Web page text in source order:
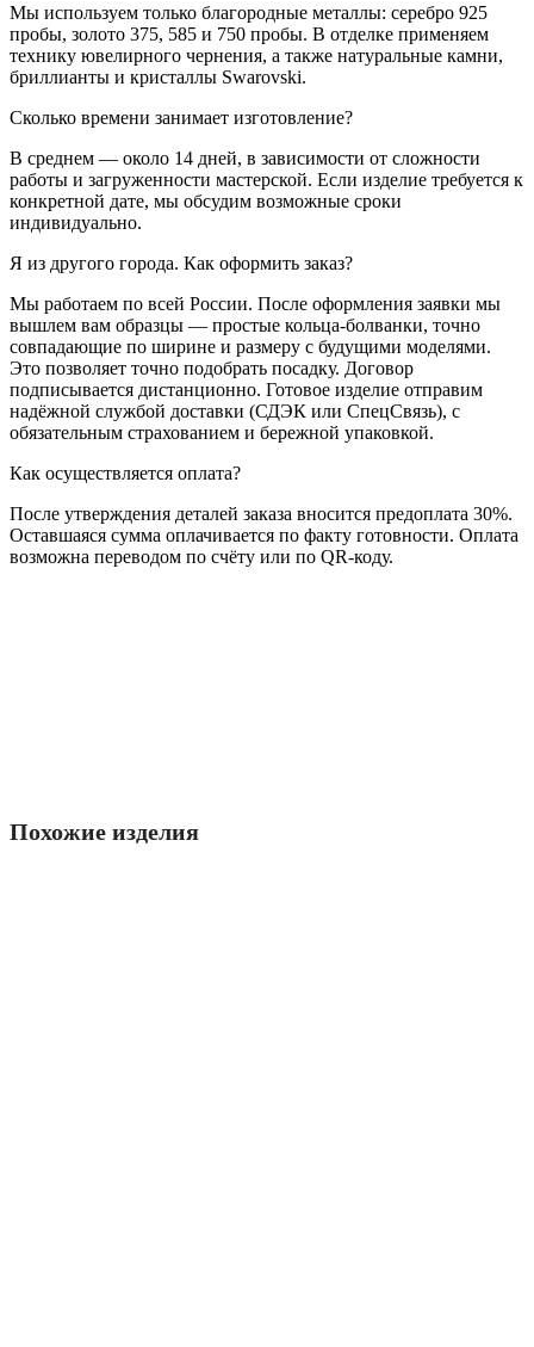
Мы используем только благородные металлы: серебро 925
пробы, золото 375, 585 и 750 пробы. В отделке применяем
технику ювелирного чернения, а также натуральные камни,
бриллианты и кристаллы Swarovski.
Сколько времени занимает изготовление?
В среднем — около 14 дней, в зависимости от сложности
работы и загруженности мастерской. Если изделие требуется к
конкретной дате, мы обсудим возможные сроки
индивидуально.
Я из другого города. Как оформить заказ?
Мы работаем по всей России. После оформления заявки мы
вышлем вам образцы — простые кольца-болванки, точно
совпадающие по ширине и размеру с будущими моделями.
Это позволяет точно подобрать посадку. Договор
подписывается дистанционно. Готовое изделие отправим
надёжной службой доставки (СДЭК или СпецСвязь), с
обязательным страхованием и бережной упаковкой.
Как осуществляется оплата?
После утверждения деталей заказа вносится предоплата 30%.
Оставшаяся сумма оплачивается по факту готовности. Оплата
возможна переводом по счёту или по QR-коду.
Похожие изделия